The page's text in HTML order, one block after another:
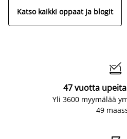
Katso kaikki oppaat ja blogit

47 vuotta
Yli 3600 myymälää
49